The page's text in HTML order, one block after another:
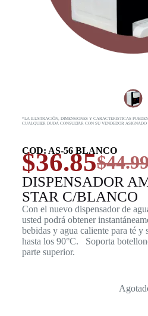
*LA ILUSTRACIÓN, DIMENSIONES Y CARACTERISTICAS
CUALQUIER DUDA CONSULTAR CON SU VENDEDOR ASIGNADO
COD: AS-56 BLANCO
$
$36.85
DISPENSADOR
STAR C/BLANCO
Con el nuevo dispensador de
usted podrá obtener
bebidas y agua caliente para té y
hasta los 90°C. Soporta
parte superior.